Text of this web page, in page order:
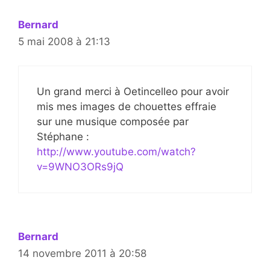
Bernard
5 mai 2008 à 21:13
Un grand merci à Oetincelleo pour avoir
mis mes images de chouettes effraie
sur une musique composée par
Stéphane :
http://www.youtube.com/watch?
v=9WNO3ORs9jQ
Bernard
14 novembre 2011 à 20:58